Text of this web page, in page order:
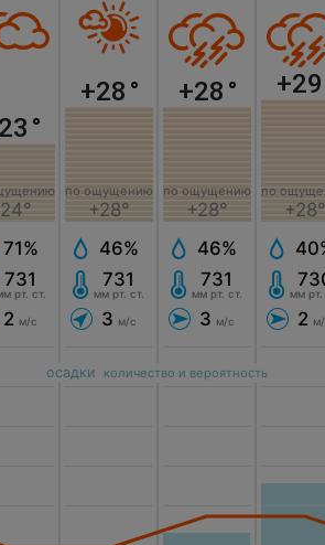
°
71%
731
рт. ст.
2 м/с
+28 °
по ощущению
+28°
46%
731
мм рт. ст.
3 м/с
+28 °
по ощущению
+28°
46%
731
мм рт. ст.
3 м/с
+29
по
+28°
мм рт.
2
осадки количество и вероятность